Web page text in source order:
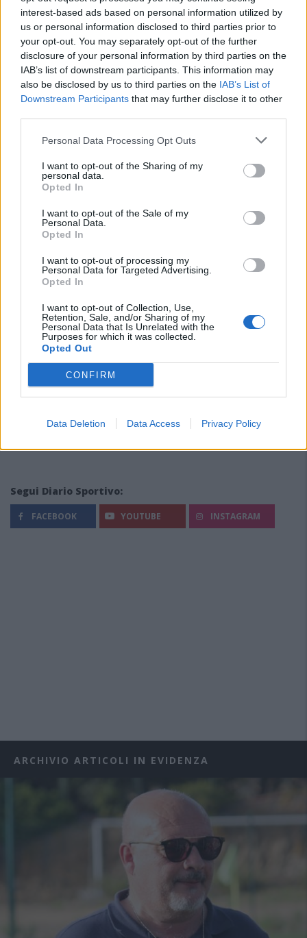
interest-based ads based on personal information utilized by
us or personal information disclosed to third parties prior to
your opt-out. You may separately opt-out of the further
disclosure of your personal information by third parties on the
IAB’s list of downstream participants. This information may
also be disclosed by us to third parties on the IAB’s List of
Downstream Participants that may further disclose it to other
Personal Data Processing Opt Outs
I want to opt-out of the Sharing of my
personal data.
Opted In
I want to opt-out of the Sale of my
Personal Data.
Opted In
I want to opt-out of processing my
Personal Data for Targeted Advertising.
Opted In
I want to opt-out of Collection, Use,
Retention, Sale, and/or Sharing of my
Personal Data that Is Unrelated with the
Purposes for which it was collected.
Opted Out
CONFIRM
Data Deletion Data Access Privacy Policy
Aloia, il primo acquisto è Loru
7 Ago 2026
Gran colpo dell'Ossese, per la difesa c'è l'ex
Torres Riccardo Idda
7 Ago 2026
Sportiva in Srl
giovani tra i…
Segui Diario Sportivo:
FACEBOOK YOUTUBE INSTAGRAM
ARCHIVIO ARTICOLI IN EVIDENZA